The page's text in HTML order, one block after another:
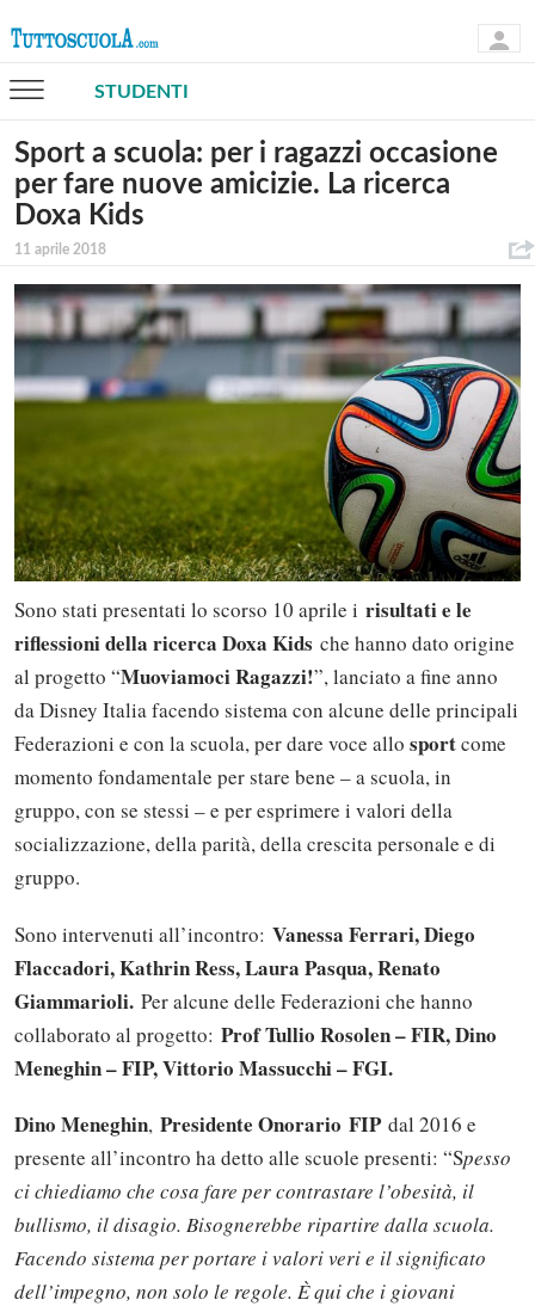
STUDENTI
Sport a scuola: per i ragazzi occasione
per fare nuove amicizie. La ricerca
Doxa Kids
11 aprile 2018
Sono stati presentati lo scorso 10 aprile i risultati e le
riflessioni della ricerca Doxa Kids che hanno dato origine
al progetto “Muoviamoci Ragazzi!”, lanciato a fine anno
da Disney Italia facendo sistema con alcune delle principali
Federazioni e con la scuola, per dare voce allo sportcome
momento fondamentale per stare bene – a scuola, in
gruppo, con se stessi – e per esprimere i valori della
socializzazione, della parità, della crescita personale e di
gruppo.
Sono intervenuti all’incontro: Vanessa Ferrari, Diego
Flaccadori, Kathrin Ress, Laura Pasqua, Renato
Giammarioli. Per alcune delle Federazioni che hanno
collaborato al progetto: Prof Tullio Rosolen – FIR, Dino
Meneghin – FIP, Vittorio Massucchi – FGI.
Dino Meneghin, Presidente Onorario FIPdal 2016 e
presente all’incontro ha detto alle scuole presenti: “Spesso
ci chiediamo che cosa fare per contrastare l’obesità, il
bullismo, il disagio. Bisognerebbe ripartire dalla scuola.
Facendo sistema per portare i valori veri e il significato
dell’impegno, non solo le regole. È qui che i giovani